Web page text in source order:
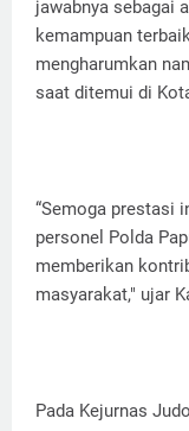
jawabnya sebagai
kemampuan
mengharumkan
saat ditemui di
“Semoga prestasi
personel Polda
memberikan
masyarakat," ujar
Pada Kejurnas